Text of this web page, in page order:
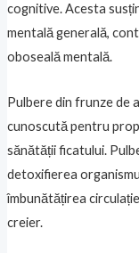
cognitive. Acesta
mentală generală,
oboseală mentală.
Pulbere din frunze de
cunoscută pentru
sănătății ficatului.
detoxifierea
îmbunătățirea
creier.